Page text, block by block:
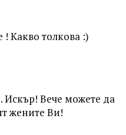
Какво толкова :)
Искър! Вече можете да
жените Ви!